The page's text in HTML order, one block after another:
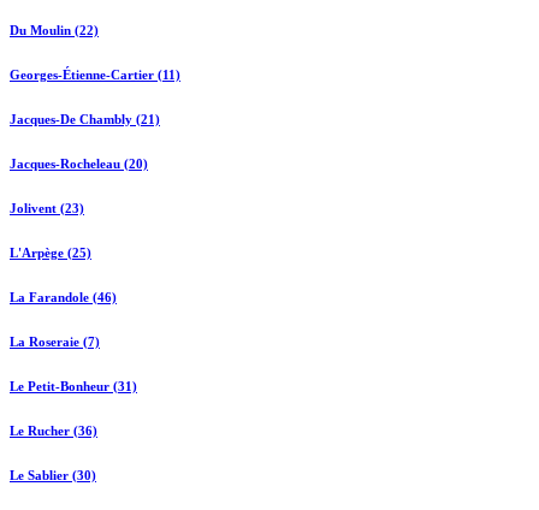
Du Moulin (22)
Georges-Étienne-Cartier (11)
Jacques-De Chambly (21)
Jacques-Rocheleau (20)
Jolivent (23)
L'Arpège (25)
La Farandole (46)
La Roseraie (7)
Le Petit-Bonheur (31)
Le Rucher (36)
Le Sablier (30)